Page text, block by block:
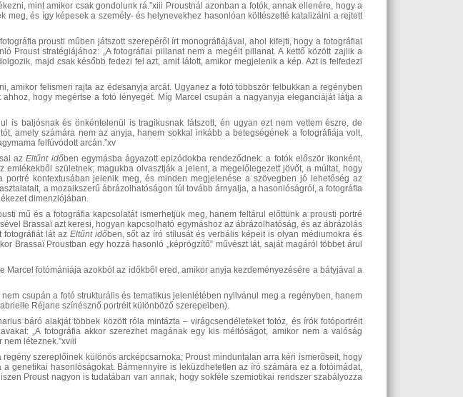
mint amikor csak gondolunk rá.”xiii Proustnál azonban a fotók, annak ellenére, hogy a
és így képesek a személy- és helynevekhez hasonlóan költészetté katalizálni a rejtett
prousti műben játszott szerepéről írt monográfiájával, ahol kifejti, hogy a fotográfiai
Proust stratégiájához: „A fotográfiai pillanat nem a megélt pillanat. A kettő között zajlik a
majd csak később fedezi fel azt, amit látott, amikor megjelenik a kép. Azt is felfedezi
amikor felismeri rajta az édesanyja arcát. Ugyanez a fotó többször felbukkan a regényben
hogy megértse a fotó lényegét. Míg Marcel csupán a nagyanyja eleganciáját látja a
is baljósnak és önkéntelenül is tragikusnak látszott, én ugyan ezt nem vettem észre, de
amely számára nem az anyja, hanem sokkal inkább a betegségének a fotográfiája volt,
felfúvódott arcán.”xv
azEltűnt időben egymásba ágyazott epizódokba rendeződnek: a fotók először ikonként,
születnek; magukba olvasztják a jelent, a megelőlegezett jövőt, a múltat, hogy
portré kontextusában jelenik meg, és minden megjelenése a szövegben jó lehetőség az
a mozaikszerű ábrázolhatóságon túl tovább árnyalja, a hasonlóságról, a fotográfia
dimenziójában.
mű és a fotográfia kapcsolatát ismerhetjük meg, hanem feltárul előttünk a prousti portré
Brassaï azt keresi, hogyan kapcsolható egymáshoz az ábrázolhatóság, és az ábrázolás
fotográfiát lát az Eltűnt időben, sőt az író stílusát és verbális képeit is olyan médiumokra és
Brassaï Proustban egy hozzá hasonló „képrögzítő” művészt lát, saját magáról többet árul
Marcel fotómániája azokból az időkből ered, amikor anyja kezdeményezésére a bátyjával a
csupán a fotó strukturális és tematikus jelenlétében nyilvánul meg a regényben, hanem
Réjane színésznő portréit különböző szerepeiben).
báró alakját többek között róla mintázta – virágcsendéleteket fotóz, és írók fotóportréit
„A fotográfia akkor szerezhet magának egy kis méltóságot, amikor nem a valóság
léteznek.”xviii
szereplőinek különös arcképcsarnoka; Proust minduntalan arra kéri ismerőseit, hogy
genetikai hasonlóságokat. Bármennyire is leküzdhetetlen az író számára ez a fotóimádat,
Proust nagyon is tudatában van annak, hogy sokféle szemiotikai rendszer szabályozza